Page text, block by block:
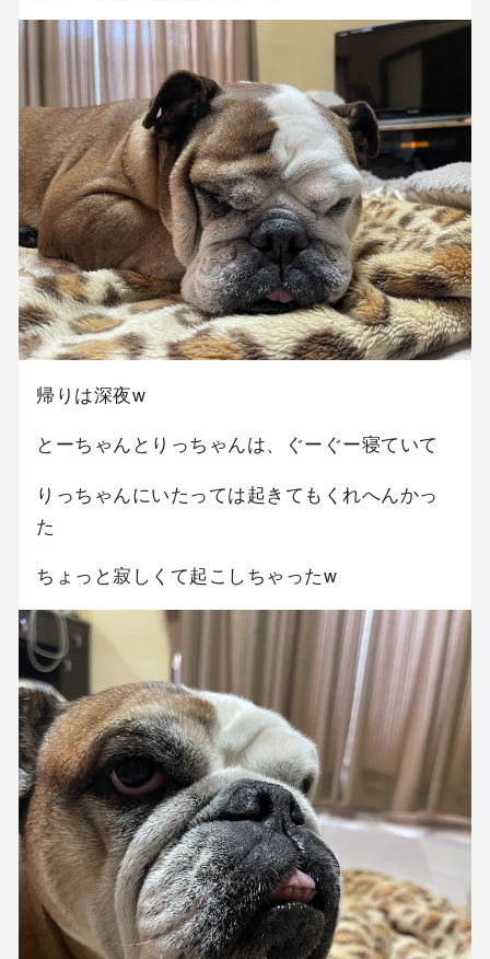
帰りは深夜w
とーちゃんとりっちゃんは、ぐーぐー寝ていて
りっちゃんにいたっては起きてもくれへんかっ
た
ちょっと寂しくて起こしちゃったw